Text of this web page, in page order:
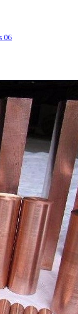
06